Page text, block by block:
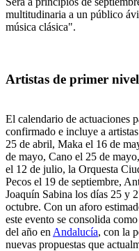
multitudinaria a un público
música clásica".
Artistas de primer nivel
El calendario de actuaciones
confirmado e incluye a
25 de abril, Maka el 16 de
de mayo, Cano el 25 de
el 12 de julio, la Orquesta
Pecos el 19 de septiembre,
Joaquín Sabina los días 25 y
octubre. Con un aforo
este evento se consolida
del año en Andalucía, con la
nuevas propuestas que